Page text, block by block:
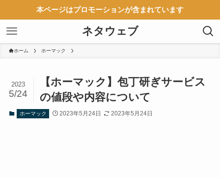
本ページはプロモーションが含まれています
ネタウェブ
ホーム ホーマック
【ホーマック】包丁研ぎサービス
の値段や内容について
2023
5/24
ホーマック 2023年5月24日 2023年5月24日